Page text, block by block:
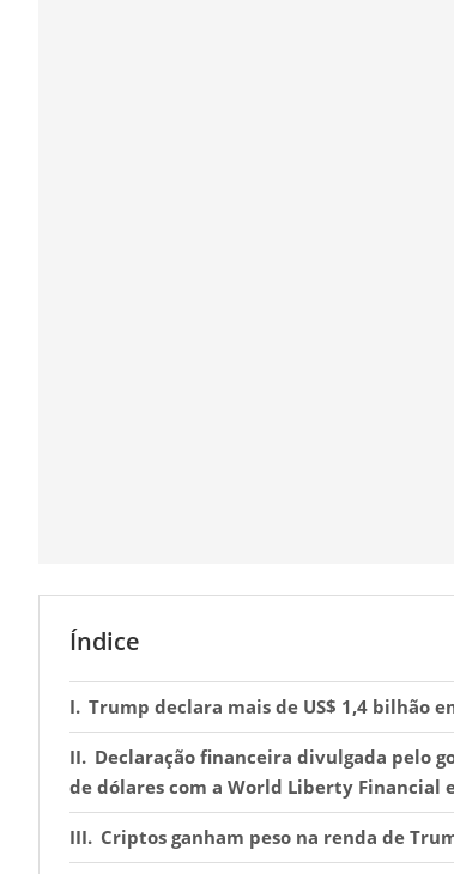
Índice
Trump declara mais de US$ 1,4 bilhão
Declaração financeira divulgada pelo
de dólares com a World Liberty Financial
Criptos ganham peso na renda de